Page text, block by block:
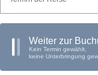
Lichttherapie.
Moderne und
Fön, Sat-TV, Radio,
Hotels, die ideale
Wellness- und
Die meisten Besucher
mit Promenade,
Anfang. Auch ein
imposante Rathaus,
Marien-Basilika sowie
Weiter zur
Kein Termin gewählt,
keine Unterbringung